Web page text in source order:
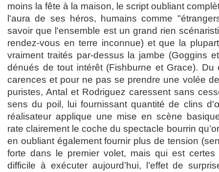
moins la fête à la maison, le script oubliant
l'aura de ses héros, humains comme
savoir que l'ensemble est un grand rien
rendez-vous en terre inconnue) et que la
vraiment traités par-dessus la jambe (Goggins
dénués de tout intérêt (Fishburne et Grace).
carences et pour ne pas se prendre une volée
puristes, Antal et Rodriguez caressent sans
sens du poil, lui fournissant quantité de clins
réalisateur applique une mise en scène
rate clairement le coche du spectacle bourrin
en oubliant également fournir plus de tension
forte dans le premier volet, mais qui est
difficile à exécuter aujourd’hui, l’effet de